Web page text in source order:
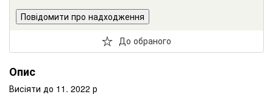
Повідомити про надходження
До обраного
Опис
Висіяти до 11. 2022 р